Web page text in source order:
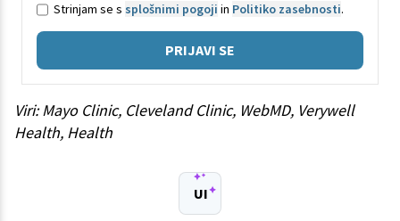
Strinjam se s splošnimi pogoji in Politiko zasebnosti.
PRIJAVI SE
Viri: Mayo Clinic, Cleveland Clinic, WebMD, Verywell
Health, Health
UI